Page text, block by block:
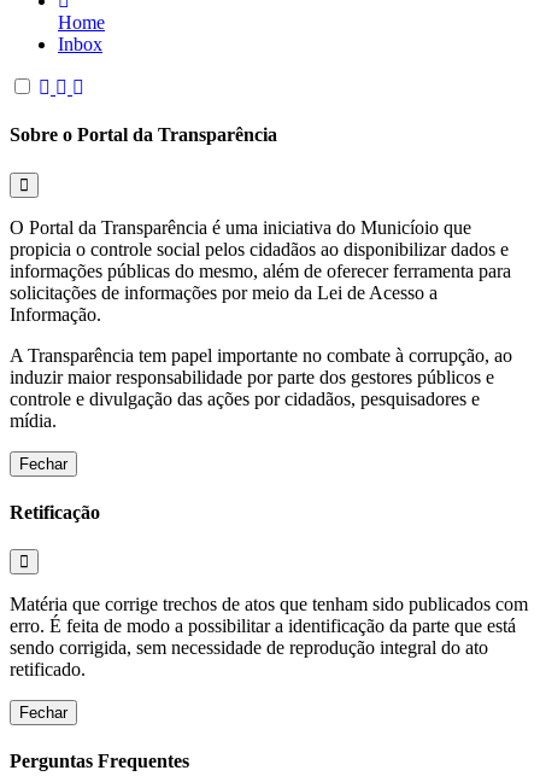
Home
Inbox
Sobre o Portal da Transparência
O Portal da Transparência é uma iniciativa do Municíoio que
propicia o controle social pelos cidadãos ao disponibilizar dados e
informações públicas do mesmo, além de oferecer ferramenta para
solicitações de informações por meio da Lei de Acesso a
Informação.
A Transparência tem papel importante no combate à corrupção, ao
induzir maior responsabilidade por parte dos gestores públicos e
controle e divulgação das ações por cidadãos, pesquisadores e
mídia.
Fechar
Retificação
Matéria que corrige trechos de atos que tenham sido publicados com
erro. É feita de modo a possibilitar a identificação da parte que está
sendo corrigida, sem necessidade de reprodução integral do ato
retificado.
Fechar
Perguntas Frequentes